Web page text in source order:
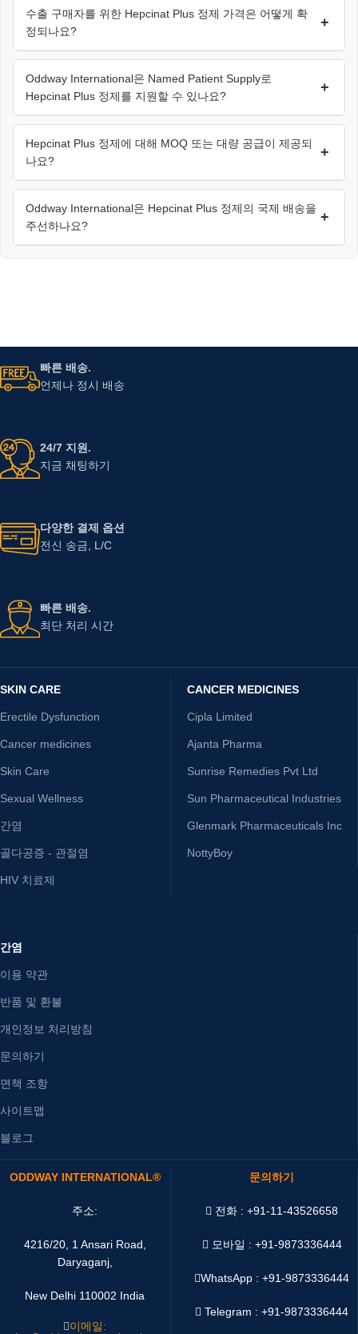
수출 구매자를 위한 Hepcinat Plus 정제 가격은 어떻게 확
정되나요?
+
Oddway International은 Named Patient Supply로
Hepcinat Plus 정제를 지원할 수 있나요?
+
Hepcinat Plus 정제에 대해 MOQ 또는 대량 공급이 제공되
나요?
+
Oddway International은 Hepcinat Plus 정제의 국제 배송을
주선하나요?
+
빠른 배송.
언제나 정시 배송
24/7 지원.
지금 채팅하기
다양한 결제 옵션
전신 송금, L/C
빠른 배송.
최단 처리 시간
SKIN CARE
Erectile Dysfunction
Cancer medicines
Skin Care
Sexual Wellness
간염
골다공증 - 관절염
HIV 치료제
CANCER MEDICINES
Cipla Limited
Ajanta Pharma
Sunrise Remedies Pvt Ltd
Sun Pharmaceutical Industries
Glenmark Pharmaceuticals Inc
NottyBoy
간염
이용 약관
반품 및 환불
개인정보 처리방침
문의하기
면책 조항
사이트맵
블로그
ODDWAY INTERNATIONAL®
주소:
4216/20, 1 Ansari Road,
Daryaganj,
New Delhi 110002 India
이메일:
문의하기
전화 : +91-11-43526658
모바일 : +91-9873336444
WhatsApp :+91-9873336444
Telegram : +91-9873336444